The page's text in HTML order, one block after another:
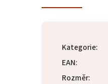
Kategorie:
EAN:
Rozměr: